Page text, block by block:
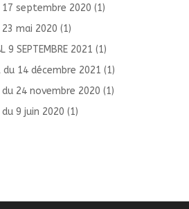
septembre 2020 (1)
mai 2020 (1)
9 SEPTEMBRE 2021 (1)
14 décembre 2021 (1)
24 novembre 2020 (1)
9 juin 2020 (1)